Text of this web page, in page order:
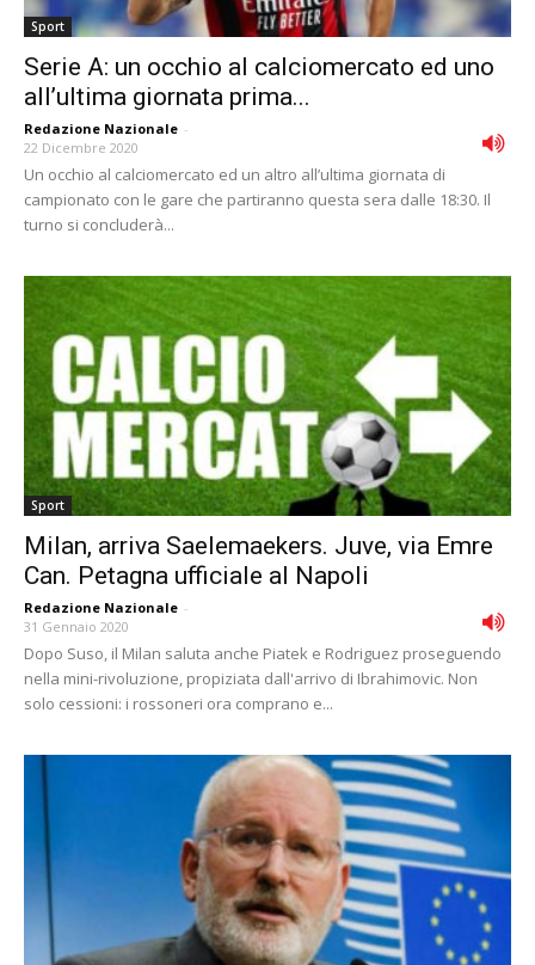
Sport
Serie A: un occhio al calciomercato ed uno
all’ultima giornata prima...
Redazione Nazionale -
22 Dicembre 2020
Un occhio al calciomercato ed un altro all’ultima giornata di
campionato con le gare che partiranno questa sera dalle 18:30. Il
turno si concluderà...
Sport
Milan, arriva Saelemaekers. Juve, via Emre
Can. Petagna ufficiale al Napoli
Redazione Nazionale -
31 Gennaio 2020
Dopo Suso, il Milan saluta anche Piatek e Rodriguez proseguendo
nella mini-rivoluzione, propiziata dall'arrivo di Ibrahimovic. Non
solo cessioni: i rossoneri ora comprano e...